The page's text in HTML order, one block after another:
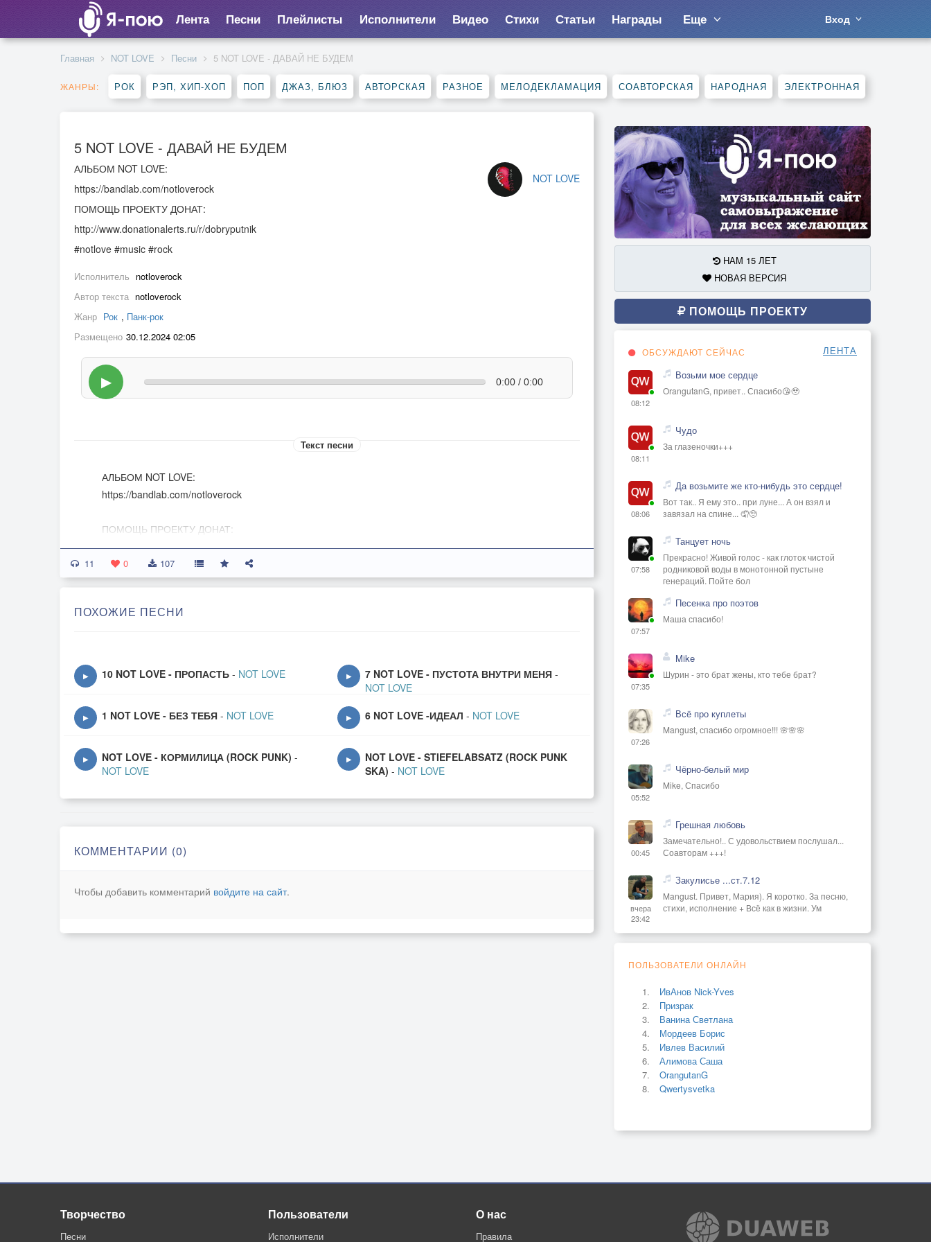
Лента Песни Плейлисты Исполнители Видео Стихи Статьи Награды Еще Вход
Главная NOT LOVE Песни 5 NOT LOVE - ДАВАЙ НЕ БУДЕМ
ЖАНРЫ: РОК РЭП, ХИП-ХОП ПОП ДЖАЗ, БЛЮЗ АВТОРСКАЯ РАЗНОЕ МЕЛОДЕКЛАМАЦИЯ СОАВТОРСКАЯ НАРОДНАЯ ЭЛЕКТРОННАЯ
5 NOT LOVE - ДАВАЙ НЕ БУДЕМ
NOT LOVE
АЛЬБОМ NOT LOVE:
https://bandlab.com/notloverock
ПОМОЩЬ ПРОЕКТУ ДОНАТ:
http://www.donationalerts.ru/r/dobryputnik
#notlove #music #rock
Исполнитель notloverock
Автор текста notloverock
Жанр Рок , Панк-рок
Размещено 30.12.2024 02:05
▶ 0:00 / 0:00
Текст песни
АЛЬБОМ NOT LOVE:
https://bandlab.com/notloverock
ПОМОЩЬ ПРОЕКТУ ДОНАТ:
http://www.donationalerts.ru/r/dobryputnik
#notlove #music #rock
11 0 107
ПОХОЖИЕ ПЕСНИ
▶ 10 NOT LOVE - ПРОПАСТЬ - NOT LOVE ▶ 7 NOT LOVE - ПУСТОТА ВНУТРИ МЕНЯ -
NOT LOVE
▶ 1 NOT LOVE - БЕЗ ТЕБЯ - NOT LOVE ▶ 6 NOT LOVE -ИДЕАЛ - NOT LOVE
▶ NOT LOVE - КОРМИЛИЦА (ROCK PUNK) -
NOT LOVE
▶
NOT LOVE - STIEFELABSATZ (ROCK PUNK
SKA) - NOT LOVE
КОММЕНТАРИИ (0)
Чтобы добавить комментарий войдите на сайт.
НАМ 15 ЛЕТ
НОВАЯ ВЕРСИЯ
ПОМОЩЬ ПРОЕКТУ
ОБСУЖДАЮТ СЕЙЧАС ЛЕНТА
08:12
Возьми мое сердце
OrangutanG, привет.. Спасибо😘🥹
08:11
Чудо
За глазеночки+++
08:06
Да возьмите же кто-нибудь это сердце!
Вот так.. Я ему это.. при луне... А он взял и
завязал на спине... 🤦🥺
07:58
Танцует ночь
Прекрасно! Живой голос - как глоток чистой
родниковой воды в монотонной пустыне
генераций. Пойте бол
07:57
Песенка про поэтов
Маша спасибо!
07:35
Mike
Шурин - это брат жены, кто тебе брат?
07:26
Всё про куплеты
Mangust, спасибо огромное!!! 🌸🌸🌸
05:52
Чёрно-белый мир
Mike, Спасибо
00:45
Грешная любовь
Замечательно!.. С удовольствием послушал...
Соавторам +++!
вчера
23:42
Закулисье ...ст.7.12
Mangust. Привет, Мария). Я коротко. За песню,
стихи, исполнение + Всё как в жизни. Ум
ПОЛЬЗОВАТЕЛИ ОНЛАЙН
ИвАнов Nick-Yves
Призрак
Ванина Светлана
Мордеев Борис
Ивлев Василий
Алимова Саша
OrangutanG
Qwertysvetka
Творчество
Песни
Пользователи
Исполнители
О нас
Правила